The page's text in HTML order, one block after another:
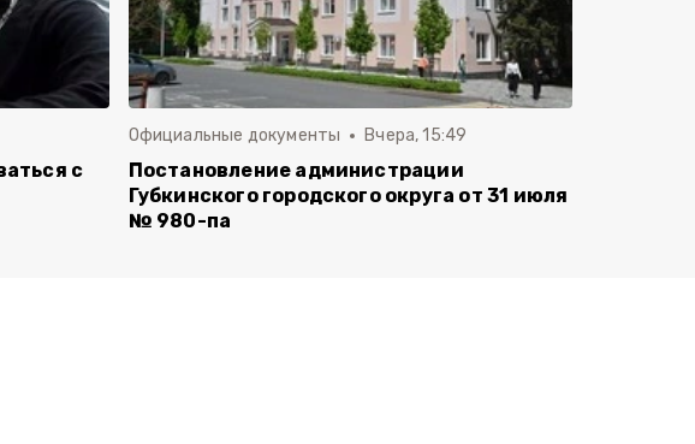
с
Официальные документы Вчера, 15:49
Постановление администрации
Губкинского городского округа от 31 июля
№ 980-па